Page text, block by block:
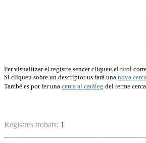
Per visualitzar el registre sencer cliqueu el títol
Si cliqueu sobre un descriptor us farà una nova
També es pot fer una cerca al catàleg del terme
Registres trobats: 1